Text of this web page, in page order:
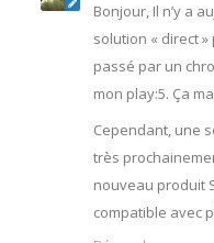
Bonjour, Il n’y a
solution « direct
passé par un
mon play:5. Ça
Cependant, une
très
nouveau produit
compatible avec